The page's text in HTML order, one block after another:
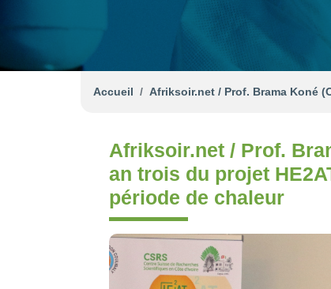
Accueil Afriksoir.net / Prof. Brama Koné
Afriksoir.net / Prof.
an trois du projet
période de chaleur